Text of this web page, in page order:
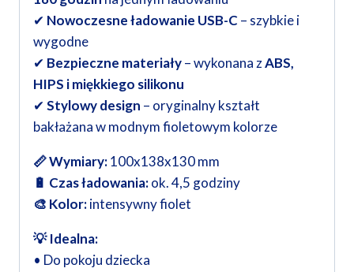
✔ Nowoczesne ładowanie USB-C – szybkie i
wygodne
✔ Bezpieczne materiały– wykonana zABS,
HIPS i miękkiego silikonu
✔Stylowy design – oryginalny kształt
bakłażana w modnym fioletowym kolorze
📏 Wymiary:100x138x130 mm
🔋 Czas ładowania:ok. 4,5 godziny
🎨 Kolor:intensywny fiolet
💡 Idealna:
• Do pokoju dziecka